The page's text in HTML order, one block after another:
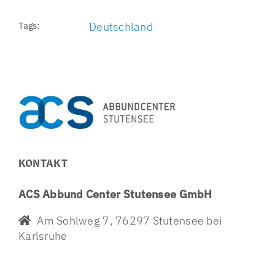
Tags: Deutschland
KONTAKT
ACS Abbund Center Stutensee GmbH
Am Sohlweg 7, 76297 Stutensee bei
Karlsruhe